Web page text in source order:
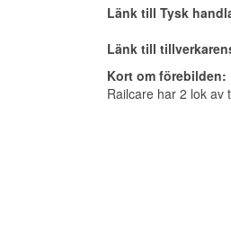
Länk till Tysk
Länk till
Kort om förebilden:
Railcare har 2 lok av